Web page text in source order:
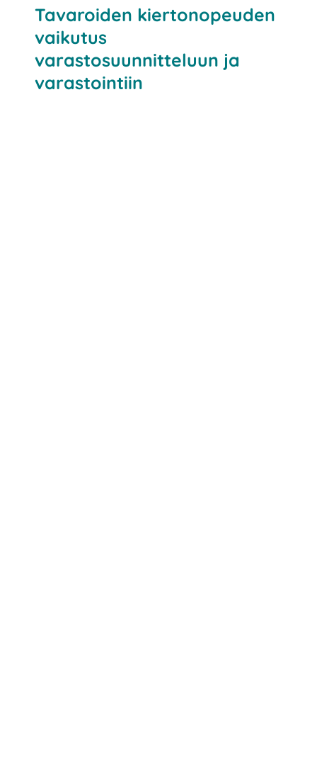
Tavaroiden kiertonopeuden
vaikutus
varastosuunnitteluun ja
varastointiin